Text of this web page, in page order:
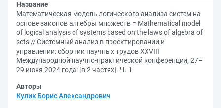
Название
Математическая модель логического анализа систем на
основе законов алгебры множеств = Mathematical model
of logical analysis of systems based on the laws of algebra of
sets // Системный анализ в проектировании и
управлении: сборник научных трудов XXVIII
Международной научно-практической конференции, 27–
29 июня 2024 года: [в 2 частях]. Ч. 1
Авторы
Кулик Борис Александрович